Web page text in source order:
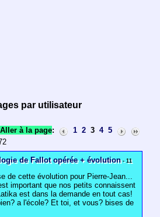
par utilisateur
Aller à la page: 1 2 3 4 5
de Fallot opérée + évolution- 11
de cette évolution pour Pierre-Jean...
important que nos petits connaissent
est dans la demande en tout cas!
a l'école? Et toi, et vous? bises de